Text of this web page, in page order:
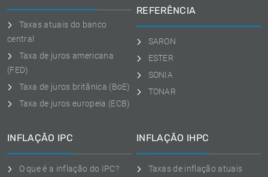
Taxas atuais do banco
central
Taxa de juros americana
(FED)
Taxa de juros britânica (BoE)
Taxa de juros europeia (ECB)
REFERÊNCIA
SARON
ESTER
SONIA
TONAR
INFLAÇÃO IPC
O que é a inflação do IPC?
INFLAÇÃO IHPC
Taxas de inflação atuais